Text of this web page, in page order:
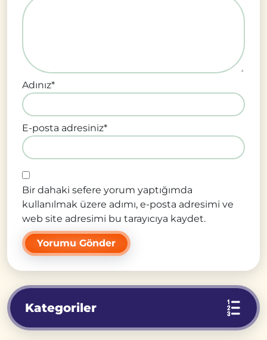
Adınız*
E-posta adresiniz*
Bir dahaki sefere yorum yaptığımda
kullanılmak üzere adımı, e-posta adresimi ve
web site adresimi bu tarayıcıya kaydet.
Kategoriler